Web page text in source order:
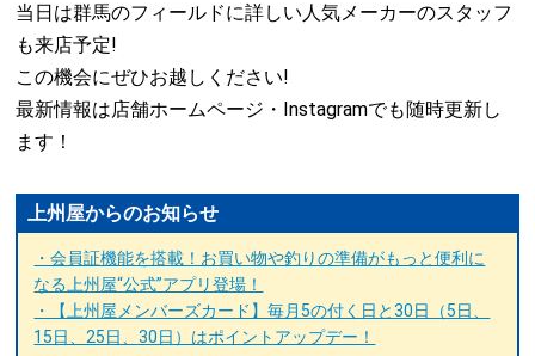
当日は群馬のフィールドに詳しい人気メーカーのスタッフ
も来店予定!
この機会にぜひお越しください!
最新情報は店舗ホームページ・Instagramでも随時更新し
ます！
上州屋からのお知らせ
・会員証機能を搭載！お買い物や釣りの準備がもっと便利に
なる上州屋“公式”アプリ登場！
・【上州屋メンバーズカード】毎月5の付く日と30日（5日、
15日、25日、30日）はポイントアップデー！